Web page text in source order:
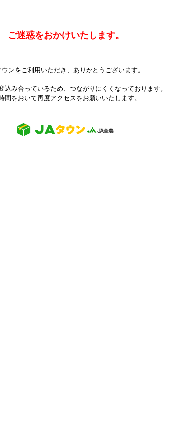
ご迷惑をおかけいたします。
ウンをご利用いただき、ありがとうございます。
込み合っているため、つながりにくくなっております。
間をおいて再度アクセスをお願いいたします。